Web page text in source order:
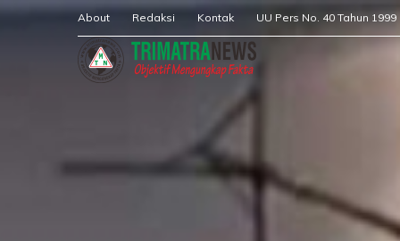
About Redaksi Kontak UU Pers No. 40 Tahun 1999